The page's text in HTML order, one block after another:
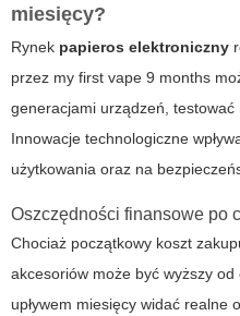
miesięcy?
Rynek papieros elektroniczny
przez my first vape 9 months
generacjami urządzeń, testować
Innowacje technologiczne
użytkowania oraz na
Oszczędności finansowe po
Chociaż początkowy koszt
akcesoriów może być wyższy
upływem miesięcy widać realne